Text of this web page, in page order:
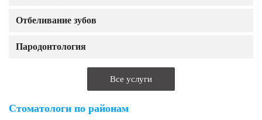
Отбеливание зубов
Пародонтология
Все услуги
Стоматологи по районам